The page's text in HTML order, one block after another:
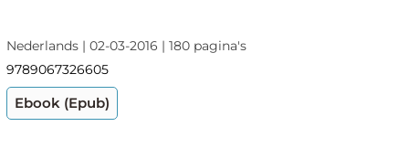
Nederlands | 02-03-2016 | 180 pagina's
9789067326605
Ebook (Epub)